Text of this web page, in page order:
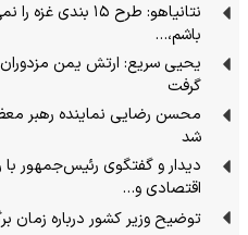
نتانیاهو: طرح ۱۵
باشم،…
یحیی سریع: ارتش یمن مزدوران
گرفت
محسن رضایی نماینده رهبر
شد
دیدار و گفتگوی رئیس‌جمهور با
اقتصادی و…
توضیح وزیر کشور درباره زمان